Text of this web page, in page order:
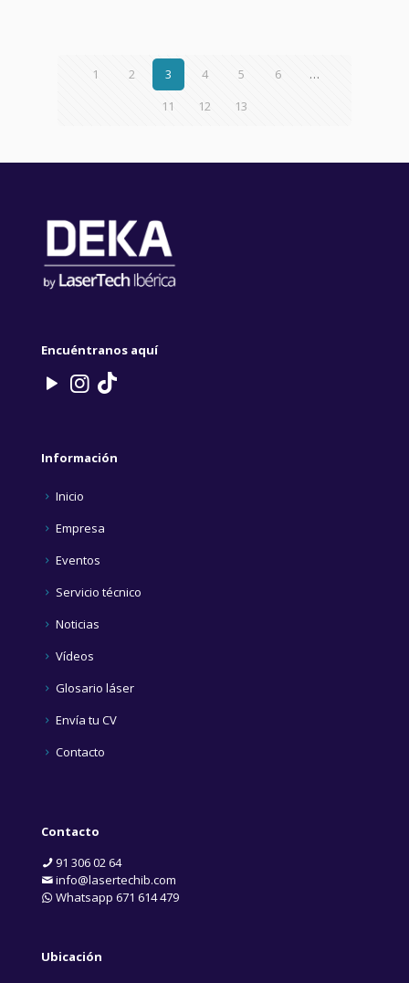
1 2 3 4 5 6
…
11
12 13
Encuéntranos aquí
Información
Inicio
Empresa
Eventos
Servicio técnico
Noticias
Vídeos
Glosario láser
Envía tu CV
Contacto
Contacto
91 306 02 64
info@lasertechib.com
Whatsapp 671 614 479
Ubicación